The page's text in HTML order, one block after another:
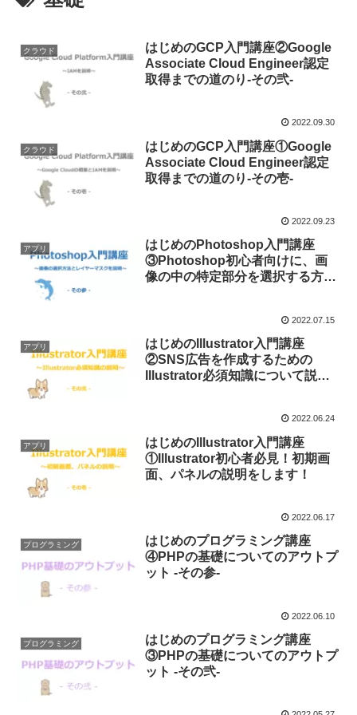
クラウド
はじめのGCP入門講座②Google
Associate Cloud Engineer認定
取得までの道のり-その弐-
2022.09.30
クラウド
はじめのGCP入門講座①Google
Associate Cloud Engineer認定
取得までの道のり-その壱-
2022.09.23
アプリ
はじめのPhotoshop入門講座
③Photoshop初心者向けに、画
像の中の特定部分を選択する方法
2022.07.15
アプリ
はじめのIllustrator入門講座
②SNS広告を作成するための
Illustrator必須知識について説
2022.06.24
アプリ
はじめのIllustrator入門講座
①Illustrator初心者必見！初期画
面、パネルの説明をします！
2022.06.17
プログラミング
はじめのプログラミング講座
④PHPの基礎についてのアウトプ
ット -その参-
2022.06.10
プログラミング
はじめのプログラミング講座
③PHPの基礎についてのアウトプ
ット -その弐-